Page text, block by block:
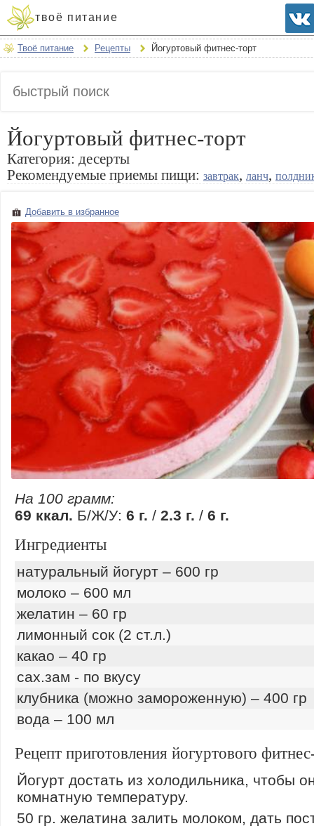
твоё питание
Твоё питание Рецепты Йогуртовый фитнес-торт
Йогуртовый фитнес-торт
Категория: десерты
Рекомендуемые приемы пищи: завтрак, ланч,
Добавить в избранное
На 100 грамм:
69 ккал. Б/Ж/У: 6 г. / 2.3 г. / 6 г.
Ингредиенты
натуральный йогурт – 600 гр
молоко – 600 мл
желатин – 60 гр
лимонный сок (2 ст.л.)
какао – 40 гр
сах.зам - по вкусу
клубника (можно замороженную) – 400 гр
вода – 100 мл
Рецепт приготовления йогуртового
Йогурт достать из холодильника, чтобы
комнатную температуру.
50 гр. желатина залить молоком, дать